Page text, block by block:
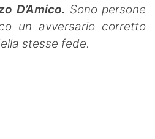
D’Amico. Sono persone
un avversario corretto
stesse fede.